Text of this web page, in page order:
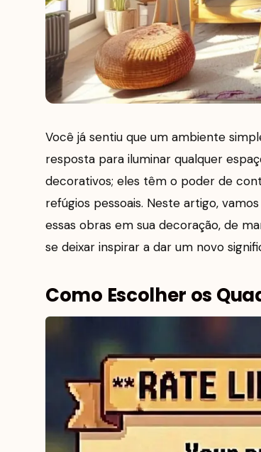
Você já sentiu que um ambiente
resposta para iluminar qualquer
decorativos; eles têm o poder de
refúgios pessoais. Neste artigo,
essas obras em sua decoração, de
se deixar inspirar a dar um novo
Como Escolher os